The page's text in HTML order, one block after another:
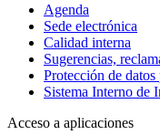
Agenda
Sede electrónica
Calidad interna
Sugerencias,
Protección de datos
Sistema Interno de
Acceso a aplicaciones